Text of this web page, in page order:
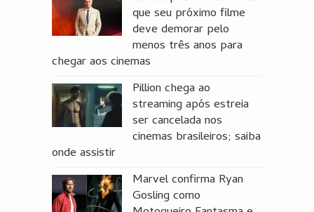
que seu próximo filme
deve demorar pelo
menos três anos para
chegar aos cinemas
Pillion chega ao
streaming após estreia
ser cancelada nos
cinemas brasileiros; saiba
onde assistir
Marvel confirma Ryan
Gosling como